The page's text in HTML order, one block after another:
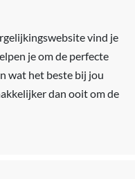
vind je
je om de perfecte
wat het beste bij jou
dan ooit om de